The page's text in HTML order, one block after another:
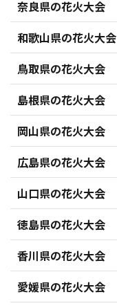
奈良県の花火大会
和歌山県の花火大会
鳥取県の花火大会
島根県の花火大会
岡山県の花火大会
広島県の花火大会
山口県の花火大会
徳島県の花火大会
香川県の花火大会
愛媛県の花火大会